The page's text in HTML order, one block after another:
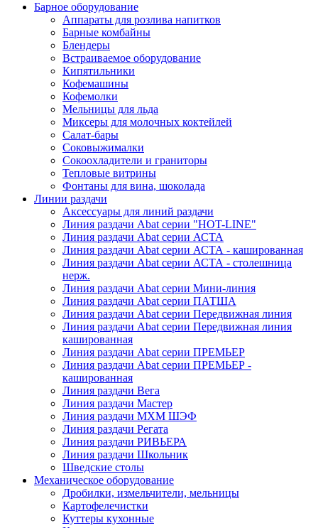
Барное оборудование
Аппараты для розлива напитков
Барные комбайны
Блендеры
Встраиваемое оборудование
Кипятильники
Кофемашины
Кофемолки
Мельницы для льда
Миксеры для молочных коктейлей
Салат-бары
Соковыжималки
Сокоохладители и граниторы
Тепловые витрины
Фонтаны для вина, шоколада
Линии раздачи
Аксессуары для линий раздачи
Линия раздачи Abat серии "HOT-LINE"
Линия раздачи Abat серии АСТА
Линия раздачи Abat серии АСТА - кашированная
Линия раздачи Abat серии АСТА - столешница
нерж.
Линия раздачи Abat серии Мини-линия
Линия раздачи Abat серии ПАТША
Линия раздачи Abat серии Передвижная линия
Линия раздачи Abat серии Передвижная линия
кашированная
Линия раздачи Abat серии ПРЕМЬЕР
Линия раздачи Abat серии ПРЕМЬЕР -
кашированная
Линия раздачи Вега
Линия раздачи Мастер
Линия раздачи МХМ ШЭФ
Линия раздачи Регата
Линия раздачи РИВЬЕРА
Линия раздачи Школьник
Шведские столы
Механическое оборудование
Дробилки, измельчители, мельницы
Картофелечистки
Куттеры кухонные